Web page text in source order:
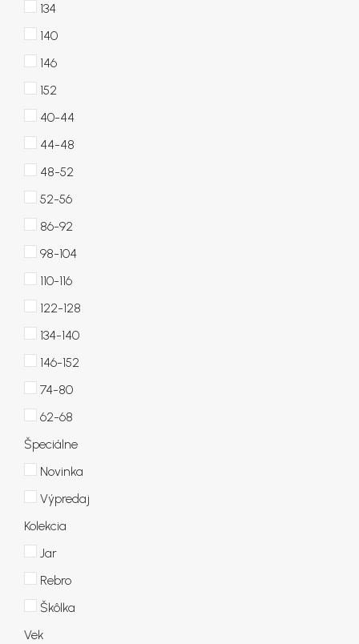
134
140
146
152
40-44
44-48
48-52
52-56
86-92
98-104
110-116
122-128
134-140
146-152
74-80
62-68
Špeciálne
Novinka
Výpredaj
Kolekcia
Jar
Rebro
Škôlka
Vek